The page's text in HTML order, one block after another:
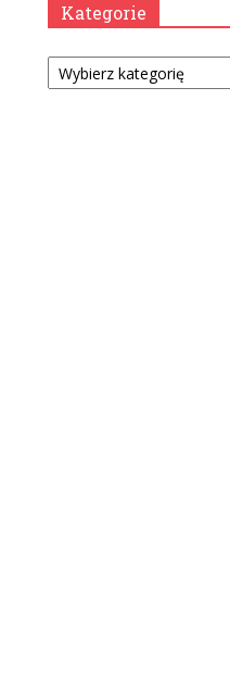
Kategorie
Kategorie